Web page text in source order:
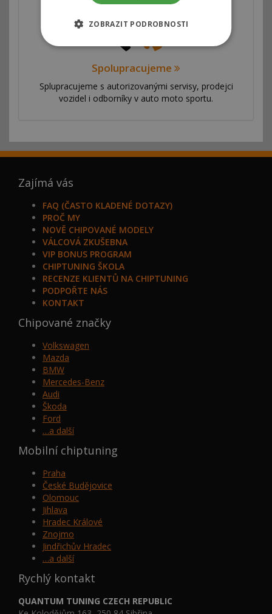
Spolupracujeme
Splupracujeme s autorizovanými servisy, prodejci
vozidel i odborníky v auto moto sportu.
Zajímá vás
FAQ (ČASTO KLADENÉ DOTAZY)
PROČ MY
NOVĚ CHIPOVANÉ MODELY
VÁLCOVÁ ZKUŠEBNA
VIP BONUS PROGRAM
CHIPTUNING ŠKOLA
RECENZE KLIENTŮ NA CHIPTUNING
PODPOŘTE NÁS
KONTAKT
Chipované značky
Volkswagen
Mazda
BMW
Mercedes-Benz
Audi
Škoda
Ford
…a další
Mobilní chiptuning
Praha
České Budějovice
Olomouc
Jihlava
Hradec Králové
Znojmo
Jindřichův Hradec
…a další
Rychlý kontakt
QUANTUM TUNING CZECH REPUBLIC
ZOBRAZIT PODROBNOSTI